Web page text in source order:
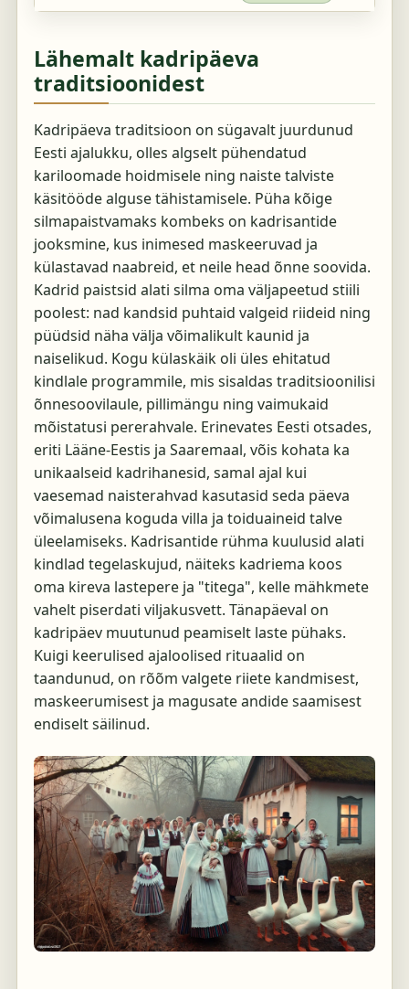
Lähemalt kadripäeva
traditsioonidest
Kadripäeva traditsioon on sügavalt juurdunud
Eesti ajalukku, olles algselt pühendatud
kariloomade hoidmisele ning naiste talviste
käsitööde alguse tähistamisele. Püha kõige
silmapaistvamaks kombeks on kadrisantide
jooksmine, kus inimesed maskeeruvad ja
külastavad naabreid, et neile head õnne soovida.
Kadrid paistsid alati silma oma väljapeetud stiili
poolest: nad kandsid puhtaid valgeid riideid ning
püüdsid näha välja võimalikult kaunid ja
naiselikud. Kogu külaskäik oli üles ehitatud
kindlale programmile, mis sisaldas traditsioonilisi
õnnesoovilaule, pillimängu ning vaimukaid
mõistatusi pererahvale. Erinevates Eesti otsades,
eriti Lääne-Eestis ja Saaremaal, võis kohata ka
unikaalseid kadrihanesid, samal ajal kui
vaesemad naisterahvad kasutasid seda päeva
võimalusena koguda villa ja toiduaineid talve
üleelamiseks. Kadrisantide rühma kuulusid alati
kindlad tegelaskujud, näiteks kadriema koos
oma kireva lastepere ja "titega", kelle mähkmete
vahelt piserdati viljakusvett. Tänapäeval on
kadripäev muutunud peamiselt laste pühaks.
Kuigi keerulised ajaloolised rituaalid on
taandunud, on rõõm valgete riiete kandmisest,
maskeerumisest ja magusate andide saamisest
endiselt säilinud.